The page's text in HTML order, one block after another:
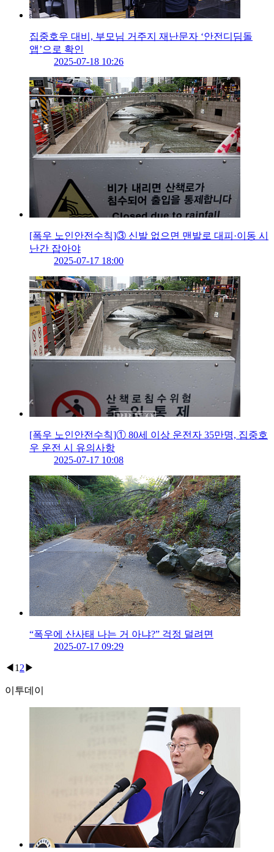
집중호우 대비, 부모님 거주지 재난문자 ‘안전디딤돌
앱’으로 확인
2025-07-18 10:26
[폭우 노인안전수칙]③ 신발 없으면 맨발로 대피·이동 시
난간 잡아야
2025-07-17 18:00
[폭우 노인안전수칙]① 80세 이상 운전자 35만명, 집중호
우 운전 시 유의사항
2025-07-17 10:08
“폭우에 산사태 나는 거 아냐?” 걱정 덜려면
2025-07-17 09:29
◀ 1 2 ▶
이투데이